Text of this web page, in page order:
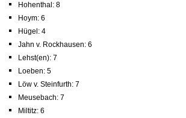
Hohenthal: 8
Hoym: 6
Hügel: 4
Jahn v. Rockhausen: 6
Lehst(en): 7
Loeben: 5
Löw v. Steinfurth: 7
Meusebach: 7
Miltitz: 6